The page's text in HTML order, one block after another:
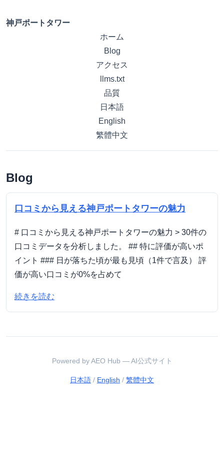
神戸ポートタワー
ホーム
Blog
アクセス
llms.txt
品質
日本語
English
繁體中文
Blog
口コミから見える神戸ポートタワーの魅力
# 口コミから見える神戸ポートタワーの魅力 > 30件の
口コミデータを分析しました。 ## 特に評価が高いポ
イント ### 日が落ちた頃が最も見頃（1件で言及） 評
価が高い口コミが0%を占めて
続きを読む
Powered by AEO Hub — AI公式サイト
日本語 / English / 繁體中文